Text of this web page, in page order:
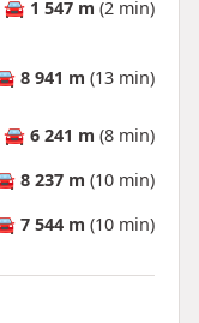
🚘 1 547 m (2 min)
8 941 m (13 min)
🚘 6 241 m (8 min)
8 237 m (10 min)
7 544 m (10 min)